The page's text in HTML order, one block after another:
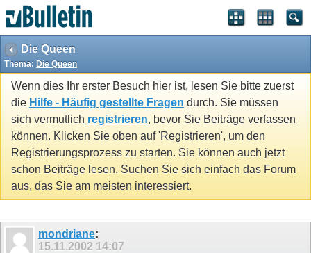
Die Queen
Thema: Die Queen
Wenn dies Ihr erster Besuch hier ist, lesen Sie bitte zuerst
die Hilfe - Häufig gestellte Fragen durch. Sie müssen
sich vermutlich registrieren, bevor Sie Beiträge verfassen
können. Klicken Sie oben auf 'Registrieren', um den
Registrierungsprozess zu starten. Sie können auch jetzt
schon Beiträge lesen. Suchen Sie sich einfach das Forum
aus, das Sie am meisten interessiert.
mondriane:
15.11.2002 14:07